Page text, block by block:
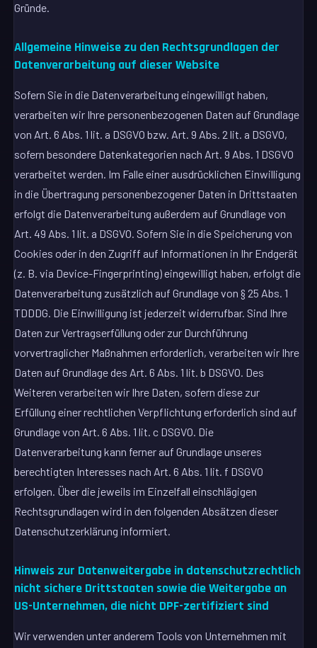
Gründe.
Allgemeine Hinweise zu den Rechtsgrundlagen der
Datenverarbeitung auf dieser Website
Sofern Sie in die Datenverarbeitung eingewilligt haben,
verarbeiten wir Ihre personenbezogenen Daten auf Grundlage
von Art. 6 Abs. 1 lit. a DSGVO bzw. Art. 9 Abs. 2 lit. a DSGVO,
sofern besondere Datenkategorien nach Art. 9 Abs. 1 DSGVO
verarbeitet werden. Im Falle einer ausdrücklichen Einwilligung
in die Übertragung personenbezogener Daten in Drittstaaten
erfolgt die Datenverarbeitung außerdem auf Grundlage von
Art. 49 Abs. 1 lit. a DSGVO. Sofern Sie in die Speicherung von
Cookies oder in den Zugriff auf Informationen in Ihr Endgerät
(z. B. via Device-Fingerprinting) eingewilligt haben, erfolgt die
Datenverarbeitung zusätzlich auf Grundlage von § 25 Abs. 1
TDDDG. Die Einwilligung ist jederzeit widerrufbar. Sind Ihre
Daten zur Vertragserfüllung oder zur Durchführung
vorvertraglicher Maßnahmen erforderlich, verarbeiten wir Ihre
Daten auf Grundlage des Art. 6 Abs. 1 lit. b DSGVO. Des
Weiteren verarbeiten wir Ihre Daten, sofern diese zur
Erfüllung einer rechtlichen Verpflichtung erforderlich sind auf
Grundlage von Art. 6 Abs. 1 lit. c DSGVO. Die
Datenverarbeitung kann ferner auf Grundlage unseres
berechtigten Interesses nach Art. 6 Abs. 1 lit. f DSGVO
erfolgen. Über die jeweils im Einzelfall einschlägigen
Rechtsgrundlagen wird in den folgenden Absätzen dieser
Datenschutzerklärung informiert.
Hinweis zur Datenweitergabe in datenschutzrechtlich
nicht sichere Drittstaaten sowie die Weitergabe an
US-Unternehmen, die nicht DPF-zertifiziert sind
Wir verwenden unter anderem Tools von Unternehmen mit